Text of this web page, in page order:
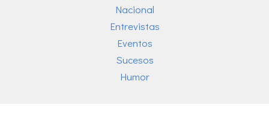
Nacional
Entrevistas
Eventos
Sucesos
Humor